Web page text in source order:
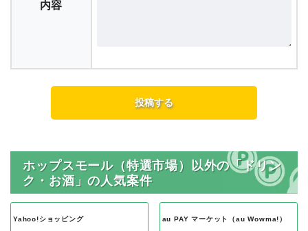
内容
ホップスモール（特選市場）以外の「ドリン
ク・お酒」の人気案件
Yahoo!ショッピング au PAY マーケット（au Wowma!）